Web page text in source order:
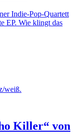
Indie-Pop-Quartett
EP. Wie klingt das
Killer“ von